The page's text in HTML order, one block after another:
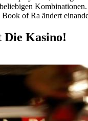
of Ra ändert
Die Kasino!